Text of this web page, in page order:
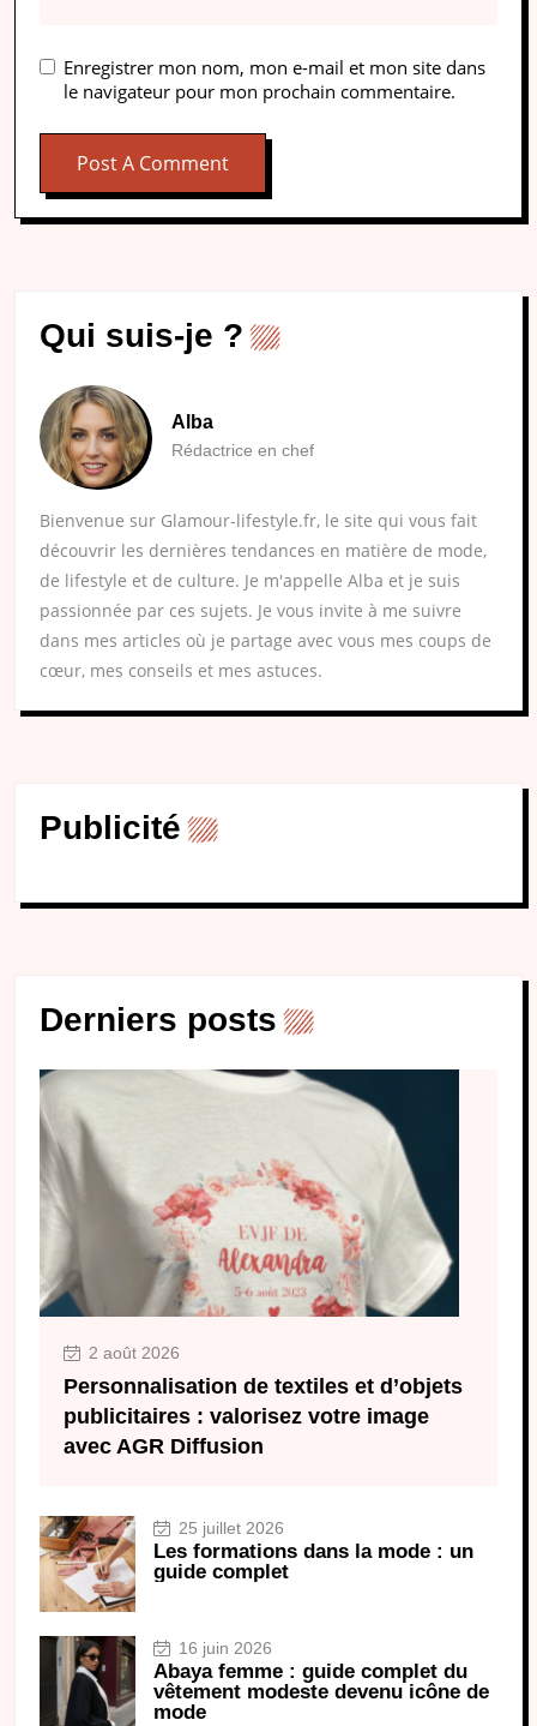
Enregistrer mon nom, mon e-mail et mon site dans
le navigateur pour mon prochain commentaire.
Qui suis-je ?
Alba
Rédactrice en chef
Bienvenue sur Glamour-lifestyle.fr, le site qui vous fait
découvrir les dernières tendances en matière de mode,
de lifestyle et de culture. Je m'appelle Alba et je suis
passionnée par ces sujets. Je vous invite à me suivre
dans mes articles où je partage avec vous mes coups de
cœur, mes conseils et mes astuces.
Publicité
Derniers posts
2 août 2026
Personnalisation de textiles et d’objets
publicitaires : valorisez votre image
avec AGR Diffusion
25 juillet 2026
Les formations dans la mode : un
guide complet
16 juin 2026
Abaya femme : guide complet du
vêtement modeste devenu icône de
mode